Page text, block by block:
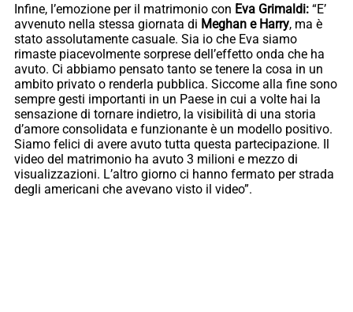
Infine, l’emozione per il matrimonio con Eva Grimaldi: “E’
avvenuto nella stessa giornata di Meghan e Harry, ma è
stato assolutamente casuale. Sia io che Eva siamo
rimaste piacevolmente sorprese dell’effetto onda che ha
avuto. Ci abbiamo pensato tanto se tenere la cosa in un
ambito privato o renderla pubblica. Siccome alla fine sono
sempre gesti importanti in un Paese in cui a volte hai la
sensazione di tornare indietro, la visibilità di una storia
d’amore consolidata e funzionante è un modello positivo.
Siamo felici di avere avuto tutta questa partecipazione. Il
video del matrimonio ha avuto 3 milioni e mezzo di
visualizzazioni. L’altro giorno ci hanno fermato per strada
degli americani che avevano visto il video”.